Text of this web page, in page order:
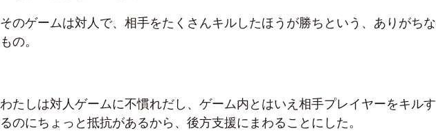
そのゲームは対人で、相手をたくさんキルしたほうが勝ちという、ありがちな
もの。
わたしは対人ゲームに不慣れだし、ゲーム内とはいえ相手プレイヤーをキルす
るのにちょっと抵抗があるから、後方支援にまわることにした。